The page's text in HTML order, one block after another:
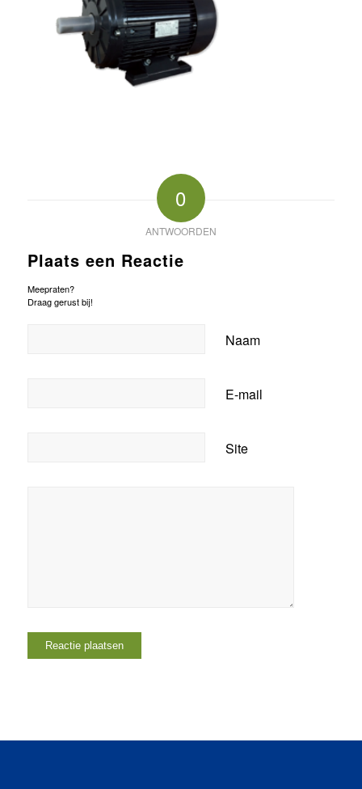
0
ANTWOORDEN
Plaats een Reactie
Meepraten?
Draag gerust bij!
Naam
E-mail
Site